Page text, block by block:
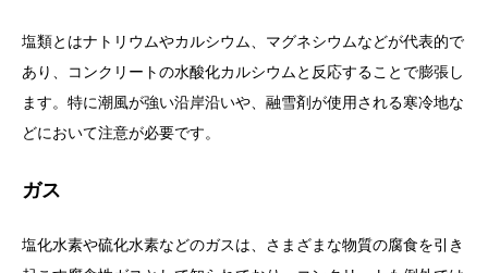
塩類とはナトリウムやカルシウム、マグネシウムなどが代表的で
あり、コンクリートの水酸化カルシウムと反応することで膨張し
ます。特に潮風が強い沿岸沿いや、融雪剤が使用される寒冷地な
どにおいて注意が必要です。
ガス
塩化水素や硫化水素などのガスは、さまざまな物質の腐食を引き